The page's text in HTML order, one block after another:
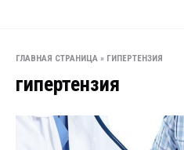
ГЛАВНАЯ СТРАНИЦА » ГИПЕРТЕНЗИЯ
гипертензия